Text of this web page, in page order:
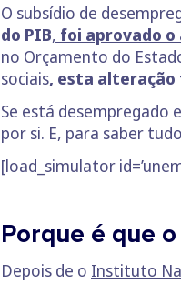
O subsídio de
do PIB, foi aprovado o
no Orçamento do
sociais, esta alteração
Se está desempregado
por si. E, para saber
[load_simulator
Porque é que
Depois de o Instituto